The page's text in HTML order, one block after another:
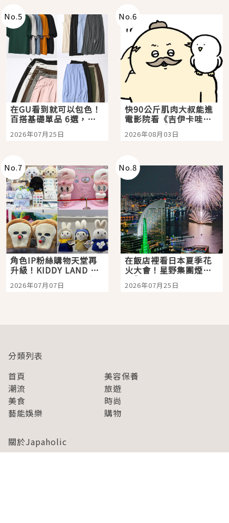
No.5
在GU看到就可以包色！
百搭基礎單品 6選，閉
眼全收也不心疼
2026年07月25日
No.6
快90公斤肌肉大叔能進
電影院看《吉伊卡哇》
嗎？日本重金屬樂團
「打首」會長與nagano
2026年08月03日
No.7
角色IP粉絲購物天堂再
升級！KIDDY LAND 原
宿店吉伊卡哇迎客，新
開幕 OMOKADO 店3分
2026年07月07日
No.8
在飯店裡看日本夏季花
火大會！星野集團煙火
景觀飯店6選，讓你不用
人擠人悠閒欣賞
2026年07月25日
分類列表
首頁
美容保養
潮流
旅遊
美食
時尚
藝能娛樂
購物
關於Japaholic